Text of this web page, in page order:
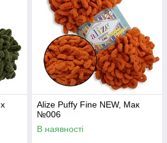
Alize Puffy Fine NEW, Мак
№006
В наявності